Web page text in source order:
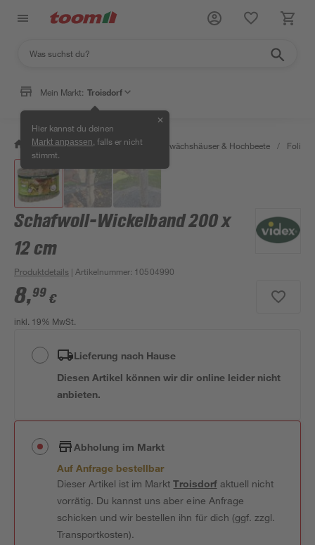
Mein Markt: Troisdorf
Hier kannst du deinen
Markt anpassen , falls er nicht
stimmt.
✕
/ Garten & Freizeit / Anzucht, Gewächshäuser & Hochbeete / Folien
Schafwoll-Wickelband 200 x
12 cm
Produktdetails | Artikelnummer: 10504990
8,99 €
inkl. 19% MwSt.
Lieferung nach Hause
Diesen Artikel können wir dir online leider nicht
anbieten.
Abholung im Markt
Auf Anfrage bestellbar
Dieser Artikel ist im MarktTroisdorfaktuell nicht
vorrätig. Du kannst uns aber eine Anfrage
schicken und wir bestellen ihn für dich (ggf. zzgl.
Transportkosten).